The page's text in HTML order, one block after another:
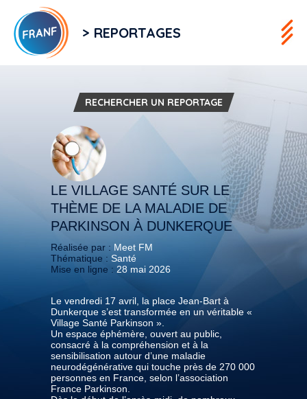
> REPORTAGES
RECHERCHER UN REPORTAGE
LE VILLAGE SANTÉ SUR LE
THÈME DE LA MALADIE DE
PARKINSON À DUNKERQUE
Réalisée par : Meet FM
Thématique : Santé
Mise en ligne : 28 mai 2026
Le vendredi 17 avril, la place Jean-Bart à
Dunkerque s’est transformée en un véritable «
Village Santé Parkinson ».
Un espace éphémère, ouvert au public,
consacré à la compréhension et à la
sensibilisation autour d’une maladie
neurodégénérative qui touche près de 270 000
personnes en France, selon l’association
France Parkinson.